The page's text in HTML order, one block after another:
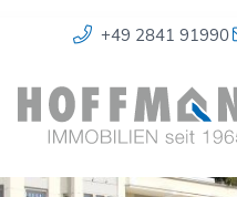
+49 2841 91990